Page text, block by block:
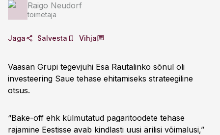
Raigo Neudorf
toimetaja
Jaga Salvesta Vihja
Vaasan Grupi tegevjuhi Esa Rautalinko sõnul oli
investeering Saue tehase ehitamiseks strateegiline
otsus.
“Bake-off ehk külmutatud pagaritoodete tehase
rajamine Eestisse avab kindlasti uusi ärilisi võimalusi,”